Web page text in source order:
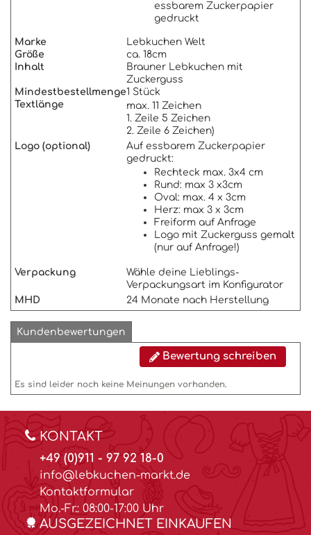
essbarem Zuckerpapier
gedruckt
Marke
Lebkuchen Welt
Größe
ca. 18cm
Inhalt
Brauner Lebkuchen mit
Zuckerguss
Mindestbestellmenge1 Stück
Textlänge
max. 11 Zeichen
1. Zeile 5 Zeichen
2. Zeile 6 Zeichen)
Logo (optional)
Auf essbarem Zuckerpapier
gedruckt:
Rechteck max. 3x4 cm
Rund: max 3 x3cm
Oval: max. 4 x 3cm
Herz: max 3 x 3cm
Freiform auf Anfrage
Logo mit Zuckerguss gemalt
(nur auf Anfrage!)
Verpackung
Wähle deine Lieblings-
Verpackungsart im Konfigurator
MHD
24 Monate nach Herstellung
Kundenbewertungen
Bewertung schreiben
Es sind leider noch keine Meinungen vorhanden.
KONTAKT
+49 (0)911 - 97 92 18-0
info@lebkuchen-markt.de
Kontaktformular
Mo.-Fr.: 08:00-17:00 Uhr
AUSGEZEICHNET EINKAUFEN